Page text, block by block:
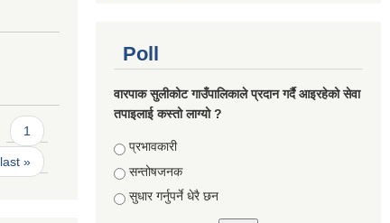
1
last »
Poll
वारपाक सुलीकोट गाउँपालिकाले प्रदान गर्दै आइरहेको सेवा
तपाइलाई कस्तो लाग्यो ?
Choices
प्रभावकारी
सन्तोषजनक
सुधार गर्नुपर्ने धेरै छन